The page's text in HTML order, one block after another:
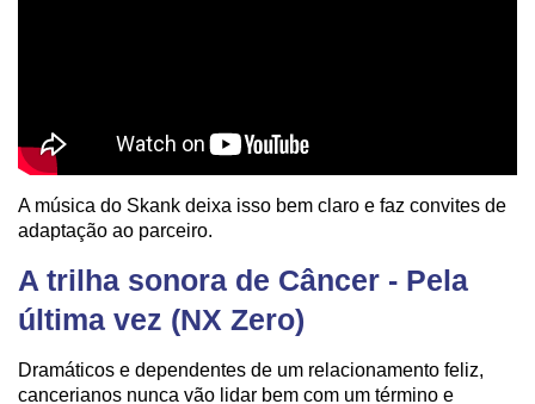
A música do Skank deixa isso bem claro e faz convites de
adaptação ao parceiro.
A trilha sonora de Câncer - Pela
última vez (NX Zero)
Dramáticos e dependentes de um relacionamento feliz,
cancerianos nunca vão lidar bem com um término e